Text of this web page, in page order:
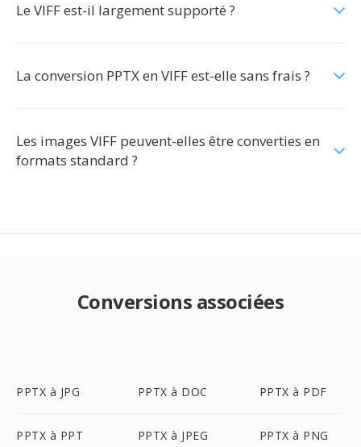
Le VIFF est-il largement supporté ?
La conversion PPTX en VIFF est-elle sans frais ?
Les images VIFF peuvent-elles être converties en
formats standard ?
Conversions associées
PPTX à JPG PPTX à DOC PPTX à PDF
PPTX à PPT PPTX à JPEG PPTX à PNG